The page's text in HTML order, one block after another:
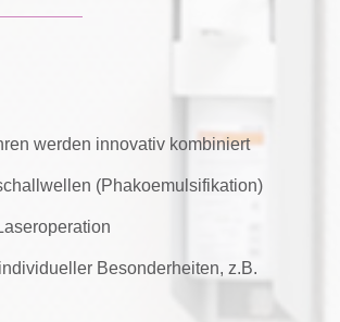
werden innovativ kombiniert
(Phakoemulsifikation)
Besonderheiten, z.B.